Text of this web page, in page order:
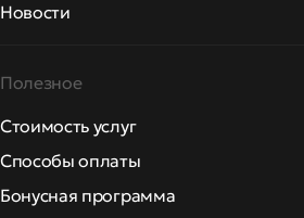
Новости
Полезное
Стоимость услуг
Способы оплаты
Бонусная программа